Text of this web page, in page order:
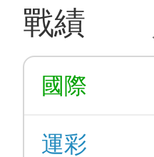
戰績
國際
運彩